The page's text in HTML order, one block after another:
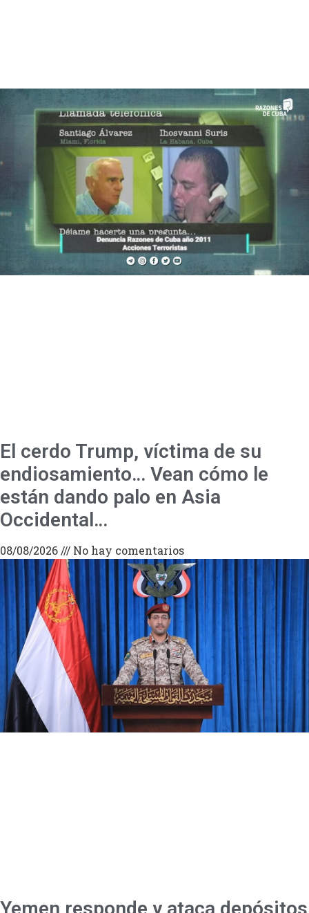
El cerdo Trump, víctima de su
endiosamiento… Vean cómo le
están dando palo en Asia
Occidental…
08/08/2026 No hay comentarios